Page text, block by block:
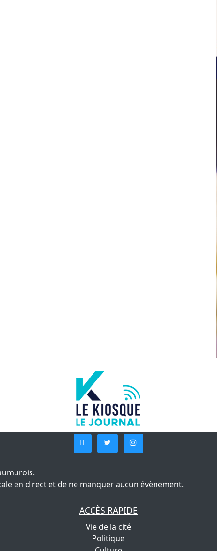
en direct et de ne manquer aucun évènement.
ACCÈS RAPIDE
Vie de la cité
Politique